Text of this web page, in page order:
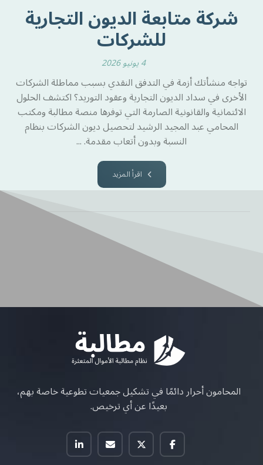
شركة متابعة الديون التجارية
للشركات
4 يونيو 2026
تواجه منشأتك أزمة في التدفق النقدي بسبب مماطلة الشركات
الأخرى في سداد الديون التجارية وعقود التوريد؟ اكتشف الحلول
الائتمانية والقانونية الصارمة التي توفرها منصة مطالبة ومكتب
المحامي عبد المجيد الرشيد لتحصيل ديون الشركات بنظام
النسبة وبدون أتعاب مقدمة. ...
اقرأ المزيد
المحامون أحرار دائمًا في تشكيل جمعيات تطوعية خاصة بهم،
بعيدًا عن أي ترخيص.